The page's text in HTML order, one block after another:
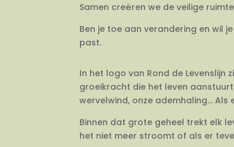
Samen creëren we de veilige
Ben je toe aan verandering en wil
past.
In het logo van Rond de
groeikracht die het leven
wervelwind, onze ademhaling…
Binnen dat grote geheel trekt elk
het niet meer stroomt of als er